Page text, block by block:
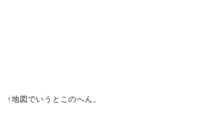
↑地図でいうとこのへん。